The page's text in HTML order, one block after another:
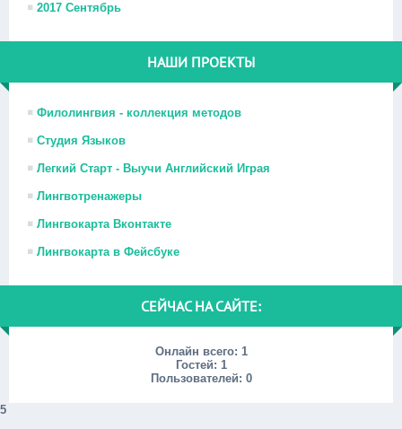
2017 Сентябрь
НАШИ ПРОЕКТЫ
Филолингвия - коллекция методов
Студия Языков
Легкий Старт - Выучи Английский Играя
Лингвотренажеры
Лингвокарта Вконтакте
Лингвокарта в Фейсбуке
СЕЙЧАС НА САЙТЕ:
Онлайн всего: 1
Гостей: 1
Пользователей: 0
5